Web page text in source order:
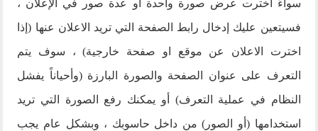
سواءً اخترت عرض صورة واحدة أو عدة صور في الإعلان ،
فسيتعين عليك إدخال رابط الصفحة التي تريد الاعلان عنها (إذا
اخترت الاعلان عن موقع او صفحة خارجية) ، سوف يتم
التعرف على عنوان الصفحة والصورة البارزة (وأحياناً يفشل
النظام في عملية التعرف) أو يمكنك رفع الصورة التي تريد
استخدامها (أو الصور) من داخل حاسوبك ، وبشكل عام يجب